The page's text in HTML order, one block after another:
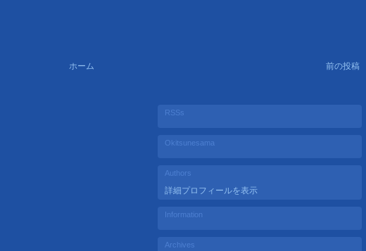
前の投稿
ホーム
RSSs
Okitsunesama
Authors
詳細プロフィールを表示
Information
Archives